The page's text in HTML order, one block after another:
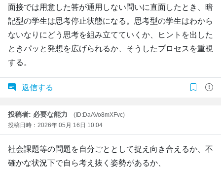
面接では用意した答が通用しない問いに直面したとき、暗
記型の学生は思考停止状態になる。思考型の学生はわから
ないなりにどう思考を組み立てていくか、ヒントを出した
ときパッと発想を広げられるか、そうしたプロセスを重視
する。
返信する
投稿者: 必要な能力
(ID:DaAVo8mXFvc)
投稿日時：2026年 05月 16日 10:04
社会課題等の問題を自分ごととして捉え向き合えるか、不
確かな状況下で自ら考え抜く姿勢があるか、